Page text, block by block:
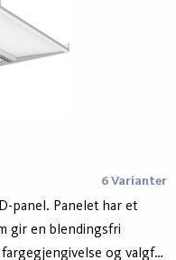
6 Varianter
panel. Panelet har et
gir en blendingsfri
og valgfri